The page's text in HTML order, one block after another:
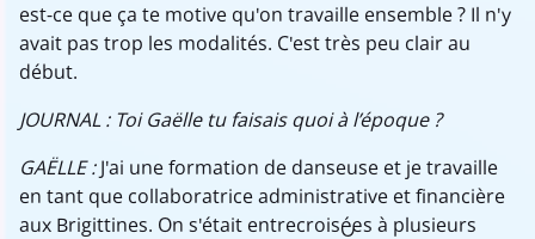
est-ce que ça te motive qu'on travaille ensemble ? Il n'y
avait pas trop les modalités. C'est très peu clair au
début.
JOURNAL : Toi Gaëlle tu faisais quoi à l’époque ?
GAËLLE :J'ai une formation de danseuse et je travaille
en tant que collaboratrice administrative et financière
aux Brigittines. On s'était entrecroisé..es à plusieurs